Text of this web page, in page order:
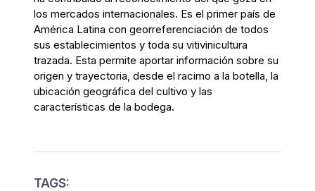
los mercados internacionales. Es el primer país de
América Latina con georreferenciación de todos
sus establecimientos y toda su vitivinicultura
trazada. Esta permite aportar información sobre su
origen y trayectoria, desde el racimo a la botella, la
ubicación geográfica del cultivo y las
características de la bodega.
TAGS: